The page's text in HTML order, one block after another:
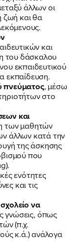
TIKTOK
άλλων οι
ζωή και θα
και
του δάσκαλου
εκπαιδευτικού
εκπαίδευση.
πνεύματος, μέσω
στο
και
των μαθητών
άλλων κατά την
της άσκησης
που
ενότητες
και τις
να
γνώσεις, όπως
(π.χ.
κ.ά.) ανάλογα